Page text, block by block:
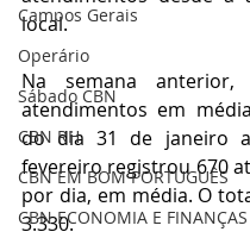
Campos Gerais
Operário
Sábado CBN
CBN RH
CBN EM BOM PORTUGUÊS
CBN ECONOMIA E FINANÇAS
local.
Na semana
atendimentos em
do dia 31 de janeiro
fevereiro registrou 670
por dia, em média. O
3.330.